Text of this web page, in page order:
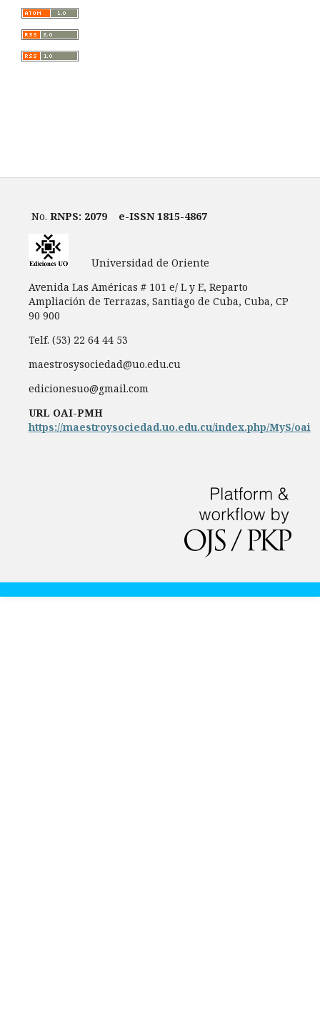
No. RNPS: 2079 e-ISSN 1815-4867
Universidad de Oriente
Avenida Las Américas # 101 e/ L y E, Reparto
Ampliación de Terrazas, Santiago de Cuba, Cuba, CP
90 900
Telf. (53) 22 64 44 53
maestrosysociedad@uo.edu.cu
edicionesuo@gmail.com
URL OAI-PMH
https://maestroysociedad.uo.edu.cu/index.php/MyS/oai